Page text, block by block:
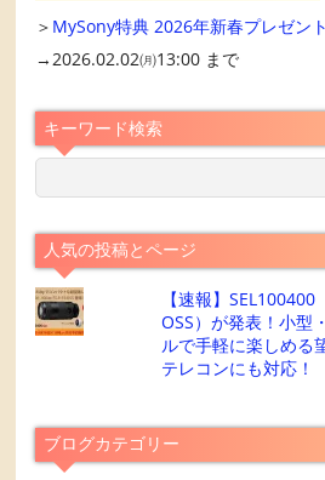
＞ MySony特典 2026年新春プレゼン
→2026.02.02㈪13:00 まで
キーワード検索
人気の投稿とページ
【速報】
OSS）が発表！小型
ルで手軽に楽しめる
テレコンにも対応！
ブログカテゴリー